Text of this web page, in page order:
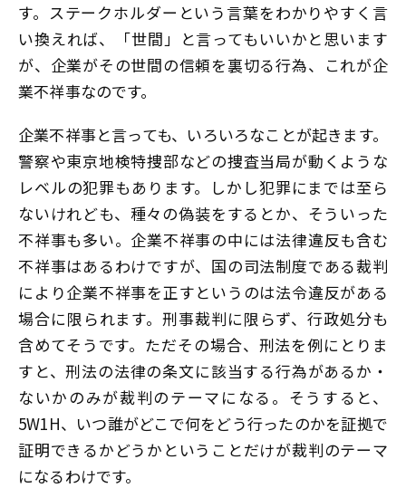
す。ステークホルダーという言葉をわかりやすく言
い換えれば、「世間」と言ってもいいかと思います
が、企業がその世間の信頼を裏切る行為、これが企
業不祥事なのです。
企業不祥事と言っても、いろいろなことが起きます。
警察や東京地検特捜部などの捜査当局が動くような
レベルの犯罪もあります。しかし犯罪にまでは至ら
ないけれども、種々の偽装をするとか、そういった
不祥事も多い。企業不祥事の中には法律違反も含む
不祥事はあるわけですが、国の司法制度である裁判
により企業不祥事を正すというのは法令違反がある
場合に限られます。刑事裁判に限らず、行政処分も
含めてそうです。ただその場合、刑法を例にとりま
すと、刑法の法律の条文に該当する行為があるか・
ないかのみが裁判のテーマになる。そうすると、
5W1H、いつ誰がどこで何をどう行ったのかを証拠で
証明できるかどうかということだけが裁判のテーマ
になるわけです。